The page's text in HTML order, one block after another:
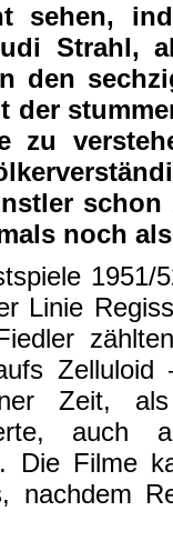
sehen,
Strahl,
den
der
zu
noch
1951/
Linie
Zeit,
auch
Die Filme
nachdem